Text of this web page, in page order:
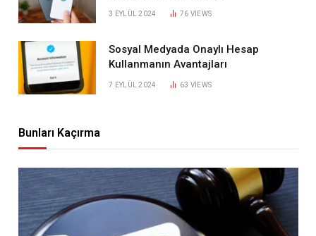
3 EYLÜL 2024 76 VIEWS
Sosyal Medyada Onaylı Hesap
Kullanmanın Avantajları
7 EYLÜL 2024 63 VIEWS
Bunları Kaçırma